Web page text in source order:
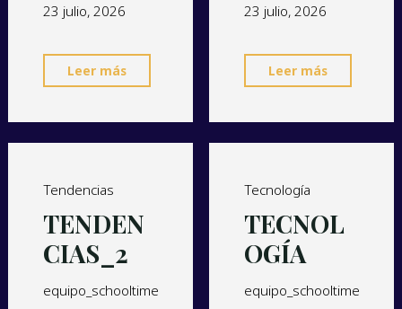
23 julio, 2026
Leer más
23 julio, 2026
Leer más
Tendencias
TENDEN
CIAS_2
equipo_schooltime
Tecnología
TECNOL
OGÍA
equipo_schooltime